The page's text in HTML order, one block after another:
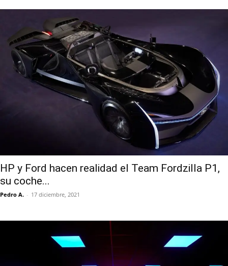
HP y Ford hacen realidad el Team Fordzilla P1,
su coche...
Pedro A. - 17 diciembre, 2021